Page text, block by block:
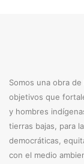
Somos una obra
objetivos que
y hombres
tierras bajas, para
democráticas,
con el medio